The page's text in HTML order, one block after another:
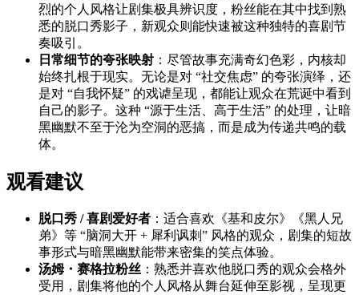
烈的个人风格让剧集极具辨识度，粉丝能在其中找到熟
悉的脱口秀影子，新观众则能快速被这种独特的喜剧节
奏吸引。
日常细节的夸张映射 ：尽管故事充满奇幻色彩，内核却
始终扎根于现实。无论是对 “社交焦虑” 的夸张演绎，还
是对 “自我怀疑” 的戏谑呈现，都能让观众在荒诞中看到
自己的影子。这种 “源于生活、高于生活” 的处理，让暗
黑幽默不至于沦为空洞的恶搞，而是成为传递共鸣的载
体。
观看建议
脱口秀 / 喜剧爱好者 ：适合喜欢《基和皮尔》《黑人兄
弟》等 “脑洞大开 + 犀利讽刺” 风格的观众，剧集的短故
事形式与暗黑幽默能带来密集的笑点体验。
汤姆・赛格拉粉丝 ：熟悉并喜欢他脱口秀的观众会格外
受用，剧集将他的个人风格从舞台延伸至影视，呈现更